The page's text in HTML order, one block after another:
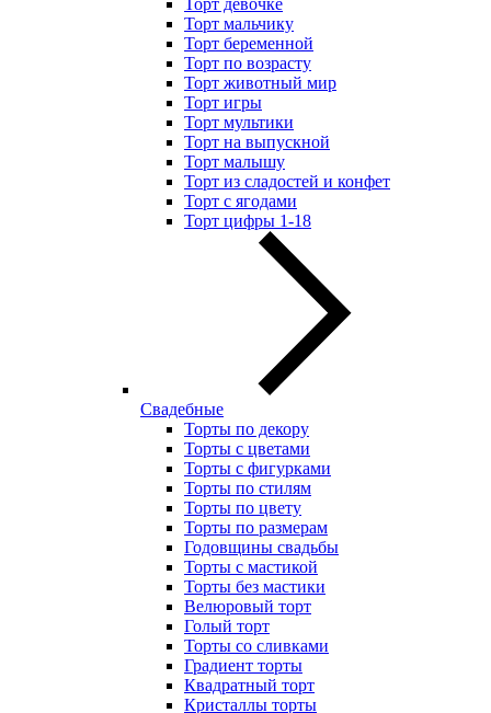
Торт девочке
Торт мальчику
Торт беременной
Торт по возрасту
Торт животный мир
Торт игры
Торт мультики
Торт на выпускной
Торт малышу
Торт из сладостей и конфет
Торт с ягодами
Торт цифры 1-18
Свадебные
Торты по декору
Торты с цветами
Торты с фигурками
Торты по стилям
Торты по цвету
Торты по размерам
Годовщины свадьбы
Торты с мастикой
Торты без мастики
Велюровый торт
Голый торт
Торты со сливками
Градиент торты
Квадратный торт
Кристаллы торты